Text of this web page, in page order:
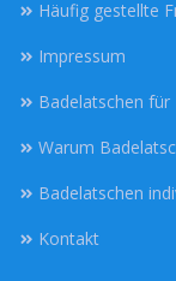
Häufig gestellte
Impressum
Badelatschen für
Warum
Badelatschen
Kontakt